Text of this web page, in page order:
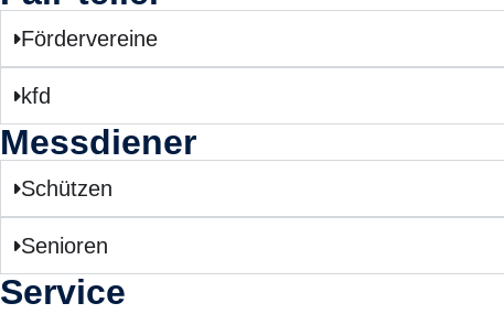
Fördervereine
kfd
Messdiener
Schützen
Senioren
Service